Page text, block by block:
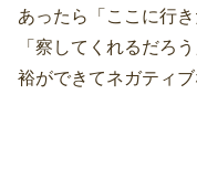
あったら「ここに行
「察してくれるだろ
裕ができてネガティ